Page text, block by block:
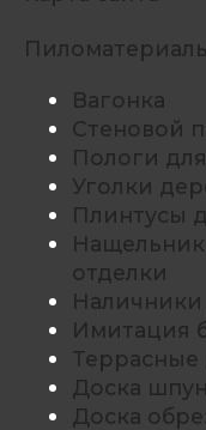
Вагонка
Стеновой
Пологи
Уголки
Плинтусы
отделки
Имитация
Террасные
Доска
Доска